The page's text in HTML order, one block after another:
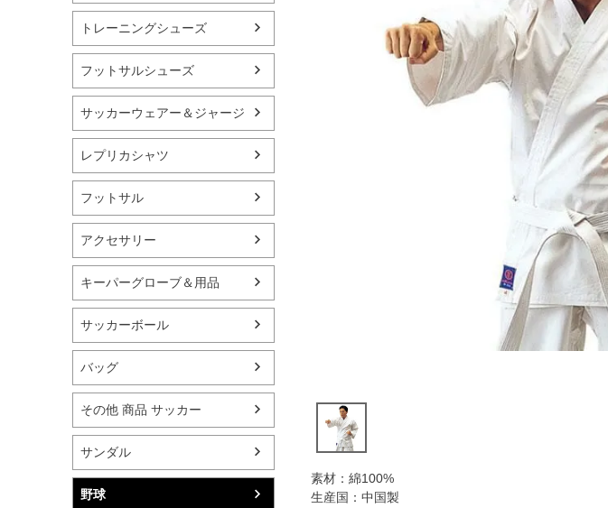
トレーニングシューズ
フットサルシューズ
サッカーウェアー＆ジャージ
レプリカシャツ
フットサル
アクセサリー
キーパーグローブ＆用品
サッカーボール
バッグ
その他 商品 サッカー
サンダル
野球
素材：綿100%
生産国：中国製